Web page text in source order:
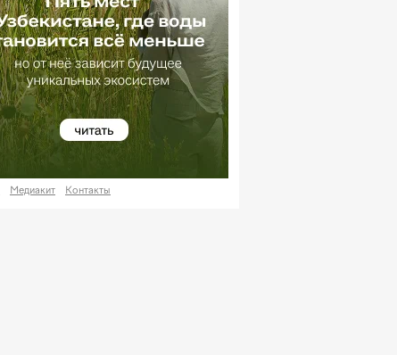
Медиакит Контакты